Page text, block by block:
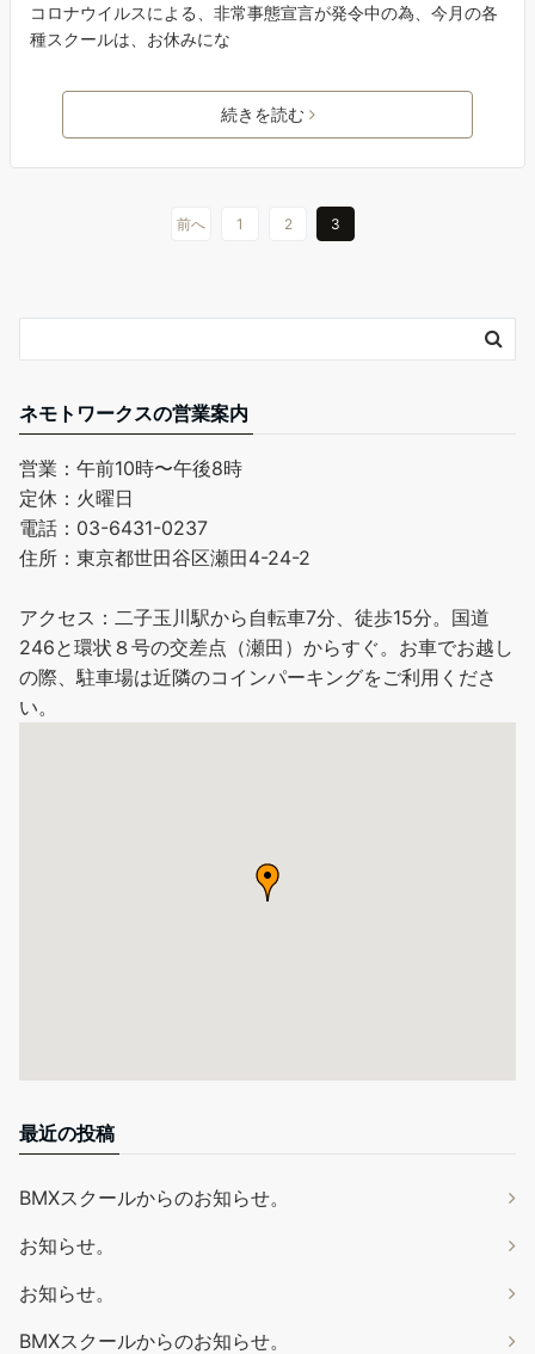
コロナウイルスによる、非常事態宣言が発令中の為、今月の各
種スクールは、お休みにな
続きを読む
前へ 1 2 3
ネモトワークスの営業案内
営業：午前10時〜午後8時
定休：火曜日
電話：03-6431-0237
住所：東京都世田谷区瀬田4-24-2
アクセス：二子玉川駅から自転車7分、徒歩15分。国道
246と環状８号の交差点（瀬田）からすぐ。お車でお越し
の際、駐車場は近隣のコインパーキングをご利用くださ
い。
最近の投稿
BMXスクールからのお知らせ。
お知らせ。
お知らせ。
BMXスクールからのお知らせ。